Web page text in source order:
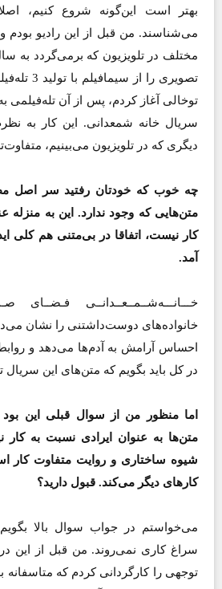
بهتر است این‌گونه شروع کنیم،
می‌شناسند. من قبل از این رادیو بودم و
تصویری را
توخالی آغاز کردم، پس از آن تله‌فیلمی
سریال خانه شمعدانی. این کار به
دیگری که در تلویزیون می‌بینیم،
چه خوب که خودتان رفتید سر اصل
متن‌هایی که وجود ندارد. این به
کار نیست، اتفاقا در بی‌متنی هم کلی
آمد.
خـــانـــه‌شــمــعــدانــی
خانواده‌های دوست‌داشتنی را نشان
احساس آرامش به آدم‌ها می‌دهد و
در کل باید بگویم که متن‌های این
اما منظور من از سوال قبلی این
متن‌ها به عنوان ایرادی نسبت به
شیوه ساختاری و روایت متفاوت کار
کارهای دیگر می‌کند. قبول دارید؟
می‌خواستم در جواب سوال بالا
سراغ کاری نمی‌روند. من قبل از این
توجهی را کارگردانی کردم که متاسفانه